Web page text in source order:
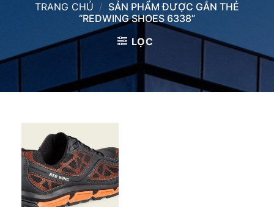
TRANG CHỦ / SẢN PHẨM ĐƯỢC GẮN THẺ
“REDWING SHOES 6338”
LỌC